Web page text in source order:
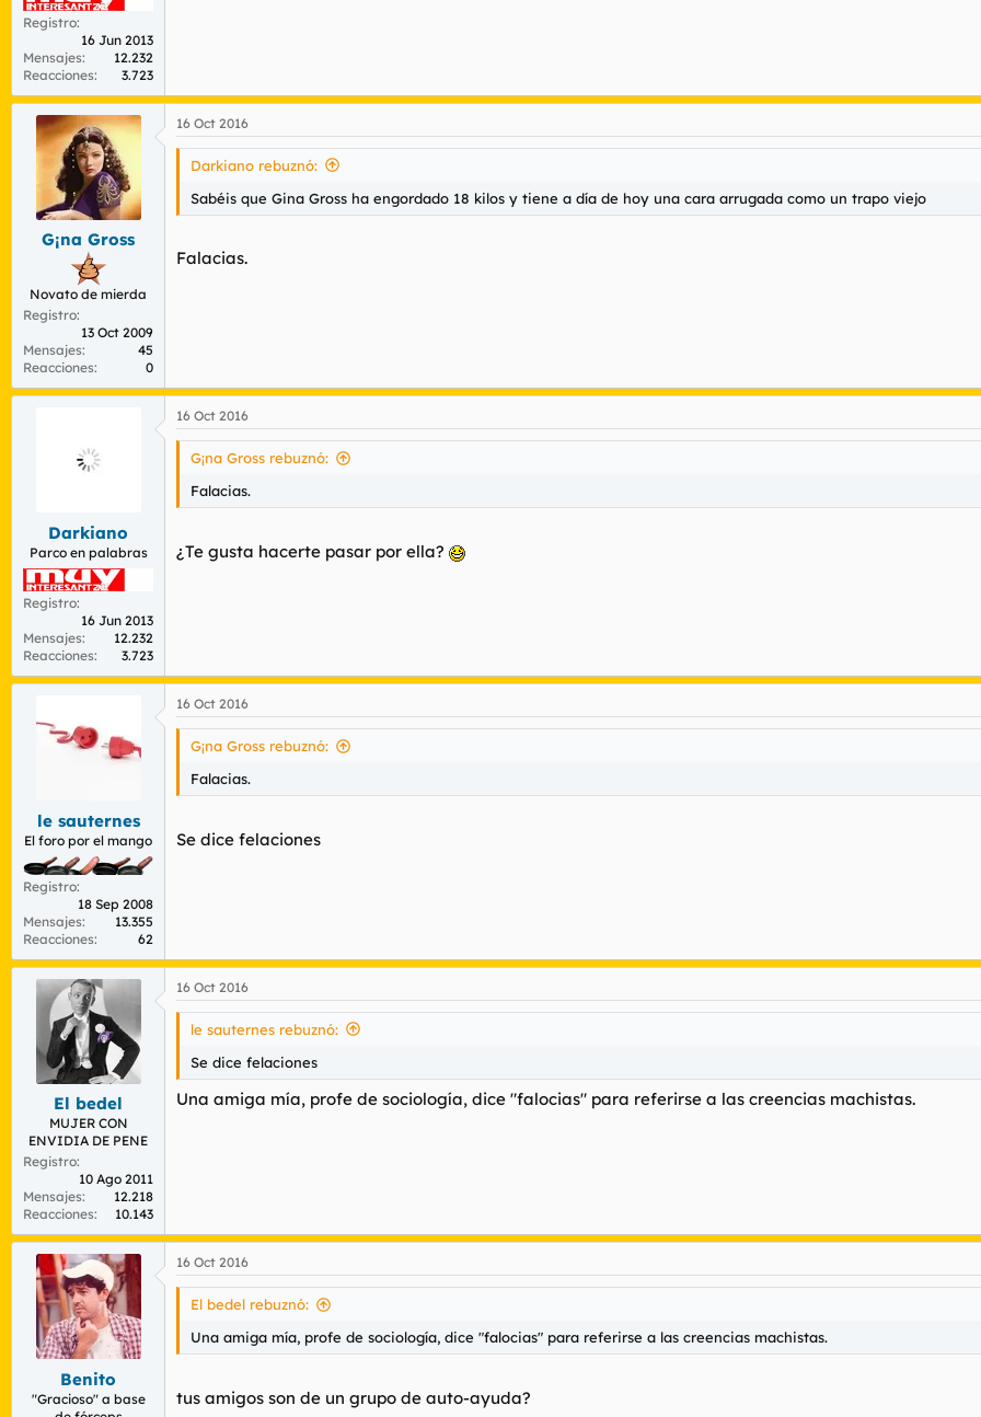
Registro
16 Jun 2013
Mensajes
12.232
Reacciones
3.723
G¡na Gross
Novato de mierda
Registro
13 Oct 2009
Mensajes
45
Reacciones
0
16 Oct 2016
Darkiano rebuznó:
Sabéis que Gina Gross ha engordado 18 kilos y tiene a día de hoy una cara arrugada como un trapo viejo
Falacias.
Darkiano
Parco en palabras
Registro
16 Jun 2013
Mensajes
12.232
Reacciones
3.723
16 Oct 2016
G¡na Gross rebuznó:
Falacias.
¿Te gusta hacerte pasar por ella?
le sauternes
El foro por el mango
Registro
18 Sep 2008
Mensajes
13.355
Reacciones
62
16 Oct 2016
G¡na Gross rebuznó:
Falacias.
Se dice felaciones
El bedel
MUJER CON
ENVIDIA DE PENE
Registro
10 Ago 2011
Mensajes
12.218
Reacciones
10.143
16 Oct 2016
le sauternes rebuznó:
Se dice felaciones
Una amiga mía, profe de sociología, dice "falocias" para referirse a las creencias machistas.
Benito
"Gracioso" a base
16 Oct 2016
El bedel rebuznó:
Una amiga mía, profe de sociología, dice "falocias" para referirse a las creencias machistas.
tus amigos son de un grupo de auto-ayuda?